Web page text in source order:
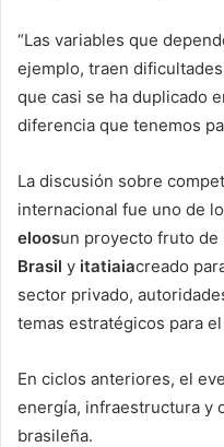
“Las variables que
ejemplo, traen
que casi se ha duplicado
diferencia que tenemos
La discusión sobre
internacional fue uno de
eloosun proyecto fruto de
Brasil y itatiaiacreado
sector privado,
temas estratégicos para
En ciclos anteriores, el
energía, infraestructura y
brasileña.